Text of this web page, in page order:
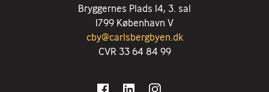
Bryggernes Plads 14, 3. sal
1799 København V
cby@carlsbergbyen.dk
CVR 33 64 84 99